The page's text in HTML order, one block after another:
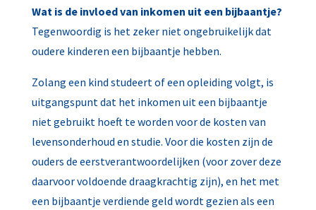
Wat is de invloed van inkomen uit een bijbaantje?
Tegenwoordig is het zeker niet ongebruikelijk dat
oudere kinderen een bijbaantje hebben.
Zolang een kind studeert of een opleiding volgt, is
uitgangspunt dat het inkomen uit een bijbaantje
niet gebruikt hoeft te worden voor de kosten van
levensonderhoud en studie. Voor die kosten zijn de
ouders de eerstverantwoordelijken (voor zover deze
daarvoor voldoende draagkrachtig zijn), en het met
een bijbaantje verdiende geld wordt gezien als een